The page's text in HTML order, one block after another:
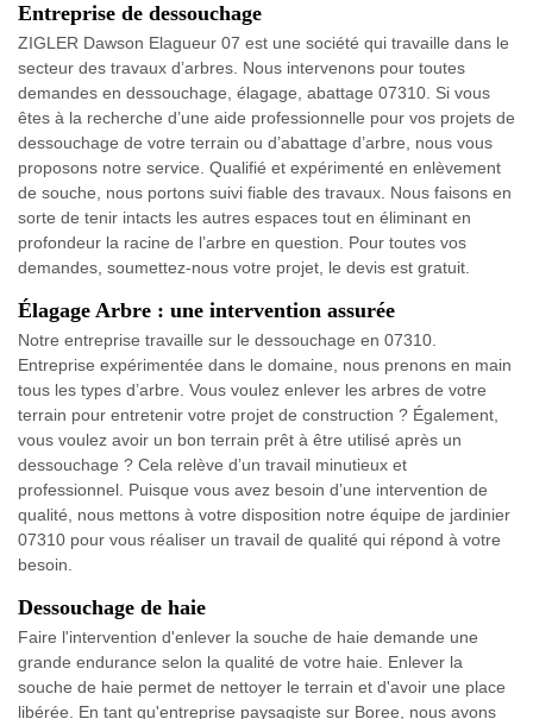
Entreprise de dessouchage
ZIGLER Dawson Elagueur 07 est une société qui travaille dans le
secteur des travaux d’arbres. Nous intervenons pour toutes
demandes en dessouchage, élagage, abattage 07310. Si vous
êtes à la recherche d’une aide professionnelle pour vos projets de
dessouchage de votre terrain ou d’abattage d’arbre, nous vous
proposons notre service. Qualifié et expérimenté en enlèvement
de souche, nous portons suivi fiable des travaux. Nous faisons en
sorte de tenir intacts les autres espaces tout en éliminant en
profondeur la racine de l’arbre en question. Pour toutes vos
demandes, soumettez-nous votre projet, le devis est gratuit.
Élagage Arbre : une intervention assurée
Notre entreprise travaille sur le dessouchage en 07310.
Entreprise expérimentée dans le domaine, nous prenons en main
tous les types d’arbre. Vous voulez enlever les arbres de votre
terrain pour entretenir votre projet de construction ? Également,
vous voulez avoir un bon terrain prêt à être utilisé après un
dessouchage ? Cela relève d’un travail minutieux et
professionnel. Puisque vous avez besoin d’une intervention de
qualité, nous mettons à votre disposition notre équipe de jardinier
07310 pour vous réaliser un travail de qualité qui répond à votre
besoin.
Dessouchage de haie
Faire l'intervention d'enlever la souche de haie demande une
grande endurance selon la qualité de votre haie. Enlever la
souche de haie permet de nettoyer le terrain et d'avoir une place
libérée. En tant qu'entreprise paysagiste sur Boree, nous avons